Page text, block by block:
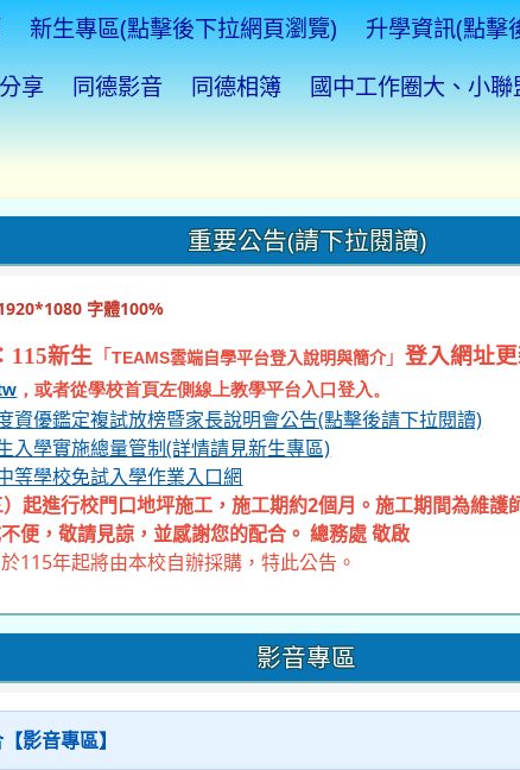
新生專區(點擊後下拉網頁瀏覽) 升學資訊(點擊
享 同德影音 同德相簿 國中工作圈大、小聯
重要公告(請下拉閱讀)
字體100%
115新生 「TEAMS雲端自學平台登入說明與簡介」登入網址更
，或者從學校首頁左側線上教學平台入口登入。
資優鑑定複試放榜暨家長說明會公告(點擊後請下拉閱讀)
入學實施總量管制(詳情請見新生專區)
等學校免試入學作業入口網
起進行校門口地坪施工，施工期約2個月。施工期間為維護
便，敬請見諒，並感謝您的配合。 總務處 敬啟
115年起將由本校自辦採購，特此公告。
影音專區
影音專區】